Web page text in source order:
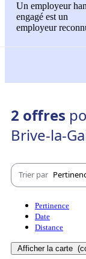
Un employeur
engagé est un
employeur
2 offres
Brive-la-
Trier par
Pertinence
Date
Distance
Afficher la carte